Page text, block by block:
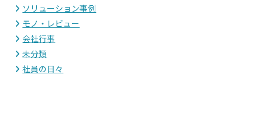
ソリューション事例
モノ・レビュー
会社行事
未分類
社員の日々